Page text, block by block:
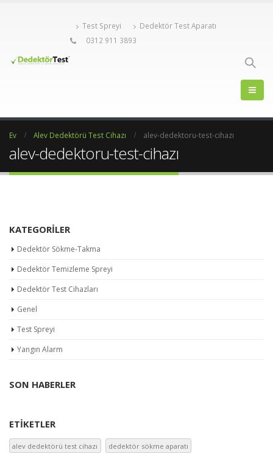
Test Spreyi
Dedektör Test Aparatı
0312 911 3893
Ev Alev Dedektörü Test Cihazı alev-dedektoru-test-cihazı
alev-dedektoru-test-cihazı
KATEGORILER
Dedektör Sökme-Takma
Dedektör Temizleme Spreyi
Dedektör Test Cihazları
Genel
Test Spreyi
Yangın Alarm
SON HABERLER
ETIKETLER
alev dedektörü test cihazı dedektör sökme aparatı